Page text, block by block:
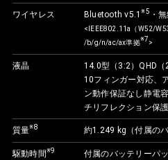
ワイヤレス Bluetooth v5.1 ※5 ・
<IEEE802.11a（W52/
/b/g/n/ac/ax準拠※7>
液晶
14.0型（3:2）QHD（
10フィンガー対応、
ン動作保証なし静電
チリフレクション保
質量※8 約1.249 kg（付属の
駆動時間※9 付属のバッテリーパ